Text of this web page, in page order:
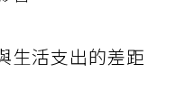
生活支出的差距